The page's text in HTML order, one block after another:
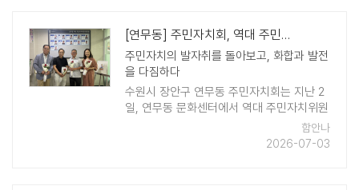
[연무동] 주민자치회, 역대 주민자치위원장 연혁 관람 및 오찬 간담회 개최
주민자치의 발자취를 돌아보고, 화합과 발전
을 다짐하다
수원시 장안구 연무동 주민자치회는 지난 2
일, 연무동 문화센터에서 역대 주민자치위원
장 연혁을 관람하고 오찬 간담회를 개최했
다. 이번 행사는 주민자치 발전을 위해 헌신
함안나
2026-07-03